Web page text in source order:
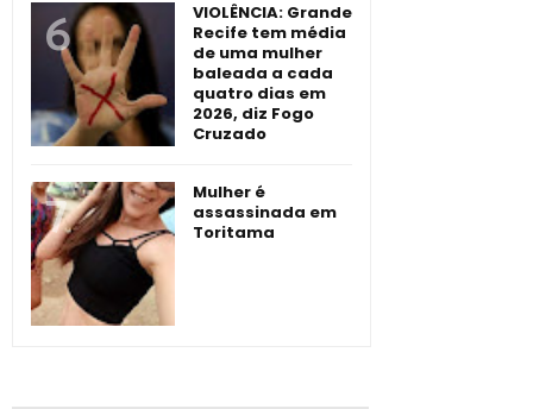
VIOLÊNCIA: Grande
Recife tem média
de uma mulher
baleada a cada
quatro dias em
2026, diz Fogo
Cruzado
Mulher é
assassinada em
Toritama